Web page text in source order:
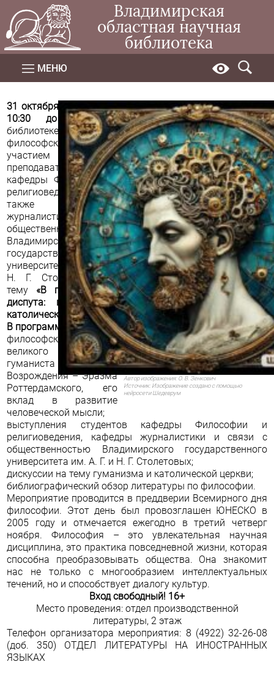
Владимирская
областная научная
библиотека
МЕНЮ
Автор изображения:О. В. Зенкович
Источник:Изображение создано с помощью
нейросети Шедеврум
31 октября 2024 года с
10:30 до 13:30в
библиотеке пройдут
философские чтения с
участием студентов и
преподавателей
кафедры Философии и
религиоведения, а
также кафедры
журналистики и связи с
общественностью
Владимирского
государственного
университета им. А. Г. и
Н. Г. Столетовых на
тему «В пространстве
диспута: гуманизм и
католическая церковь».
В программе:
философский портрет
великого ученого –
гуманистаэпохи
Возрождения–Эразма
Роттердамского, его
вклад в развитие
человеческой мысли;
выступления студентов кафедры Философии и
религиоведения, кафедры журналистики и связи с
общественностью Владимирского государственного
университета им. А. Г. и Н. Г. Столетовых;
дискуссии натему гуманизма и католической церкви;
библиографический обзор литературы по философии.
Мероприятие проводится в преддверии Всемирного дня
философии. Этот день был провозглашен ЮНЕСКО в
2005 году и отмечается ежегодно в третий четверг
ноября. Философия – это увлекательная научная
дисциплина, это практика повседневной жизни, которая
способна преобразовывать общества. Она знакомит
нас не только с многообразием интеллектуальных
течений, но и способствует диалогу культур.
Вход свободный! 16+
Место проведения: отдел производственной
литературы, 2 этаж
Телефон организатора мероприятия: 8 (4922) 32-26-08
(доб. 350) ОТДЕЛ ЛИТЕРАТУРЫ НА ИНОСТРАННЫХ
ЯЗЫКАХ